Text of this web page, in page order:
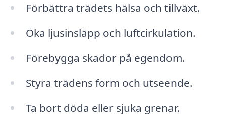
Förbättra trädets hälsa och tillväxt.
Öka ljusinsläpp och luftcirkulation.
Förebygga skador på egendom.
Styra trädens form och utseende.
Ta bort döda eller sjuka grenar.